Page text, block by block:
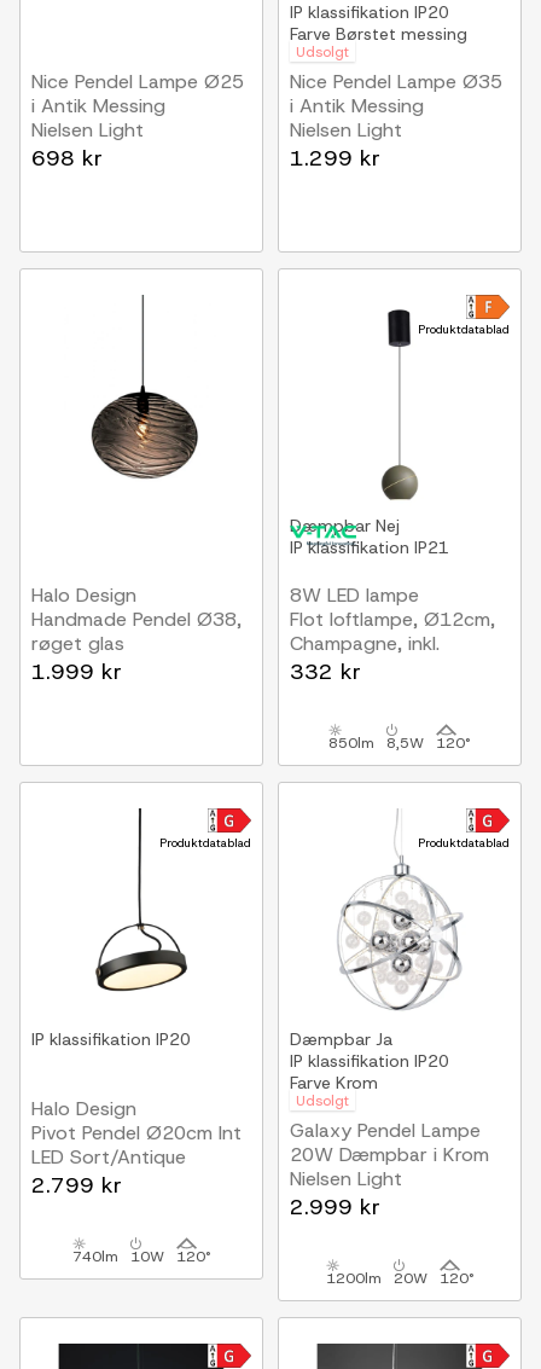
Nice Pendel Lampe Ø25
i Antik Messing
Nielsen Light
698 kr
Udsolgt
IP klassifikation IP20
Farve Børstet messing
Nice Pendel Lampe Ø35
i Antik Messing
Nielsen Light
1.299 kr
Halo Design
Handmade Pendel Ø38,
røget glas
1.999 kr
Produktdatablad
Dæmpbar Nej
IP klassifikation IP21
8W LED lampe
Flot loftlampe, Ø12cm,
Champagne, inkl.
ophæng
332 kr
850lm 8,5W 120°
Produktdatablad
IP klassifikation IP20
Halo Design
Pivot Pendel Ø20cm Int
LED Sort/Antique
2.799 kr
740lm 10W 120°
Produktdatablad
Udsolgt
Dæmpbar Ja
IP klassifikation IP20
Farve Krom
Galaxy Pendel Lampe
20W Dæmpbar i Krom
Nielsen Light
2.999 kr
1200lm 20W 120°